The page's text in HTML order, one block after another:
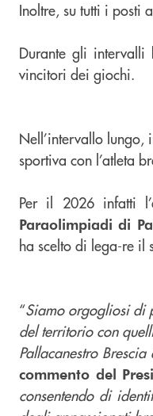
Inoltre, su tutti i posti
Durante gli
vincitori dei giochi.
Nell’intervallo lungo,
sportiva con l’atleta
Per il 2026 infatti
Paraolimpiadi di
ha scelto di lega-re il
“Siamo orgogliosi di
del territorio con
Pallacanestro
commento del
consentendo di